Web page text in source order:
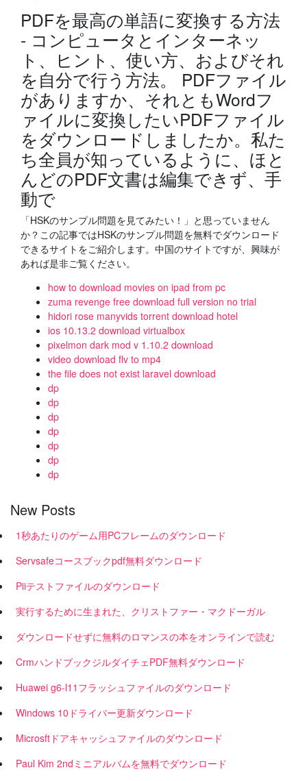
PDFを最高の単語に変換する方法
- コンピュータとインターネッ
ト、ヒント、使い方、およびそれ
を自分で行う方法。 PDFファイル
がありますか、それともWordフ
ァイルに変換したいPDFファイル
をダウンロードしましたか。私た
ち全員が知っているように、ほと
んどのPDF文書は編集できず、手
動で
「HSKのサンプル問題を見てみたい！」と思っていません
か？この記事ではHSKのサンプル問題を無料でダウンロード
できるサイトをご紹介します。中国のサイトですが、興味が
あれば是非ご覧ください。
how to download movies on ipad from pc
zuma revenge free download full version no trial
hidori rose manyvids torrent download hotel
ios 10.13.2 download virtualbox
pixelmon dark mod v 1.10.2 download
video download flv to mp4
the file does not exist laravel download
dp
dp
dp
dp
dp
dp
dp
New Posts
1秒あたりのゲーム用PCフレームのダウンロード
Servsafeコースブックpdf無料ダウンロード
Piiテストファイルのダウンロード
実行するために生まれた、クリストファー・マクドーガル
ダウンロードせずに無料のロマンスの本をオンラインで読む
CrmハンドブックジルダイチェPDF無料ダウンロード
Huawei g6-l11フラッシュファイルのダウンロード
Windows 10ドライバー更新ダウンロード
Microsftドアキャッシュファイルのダウンロード
Paul Kim 2ndミニアルバムを無料でダウンロード